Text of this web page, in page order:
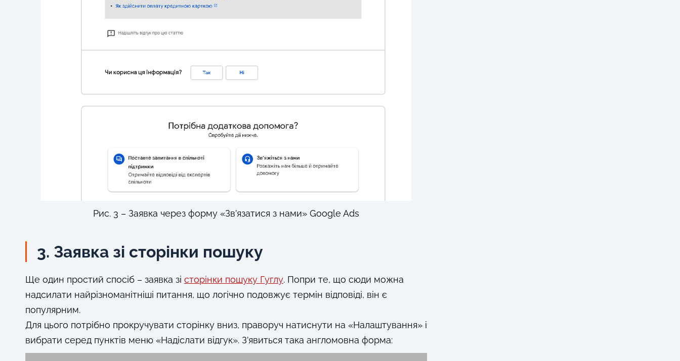
Рис. 3 – Заявка через форму «Зв’язатися з нами» Google Ads
3. Заявка зі сторінки пошуку
Ще один простий спосіб – заявка зі сторінки пошуку Гуглу. Попри те, що сюди можна
надсилати найрізноманітніші питання, що логічно подовжує термін відповіді, він є
популярним.
Для цього потрібно прокручувати сторінку вниз, праворуч натиснути на «Налаштування» і
вибрати серед пунктів меню «Надіслати відгук». З’явиться така англомовна форма: